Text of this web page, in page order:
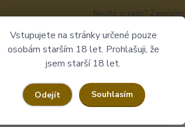
Vstupujete na stránky určené pouze
osobám starším 18 let. Prohlašuji, že
jsem starší 18 let.
Odejít Souhlasím
Nevíte si rady?